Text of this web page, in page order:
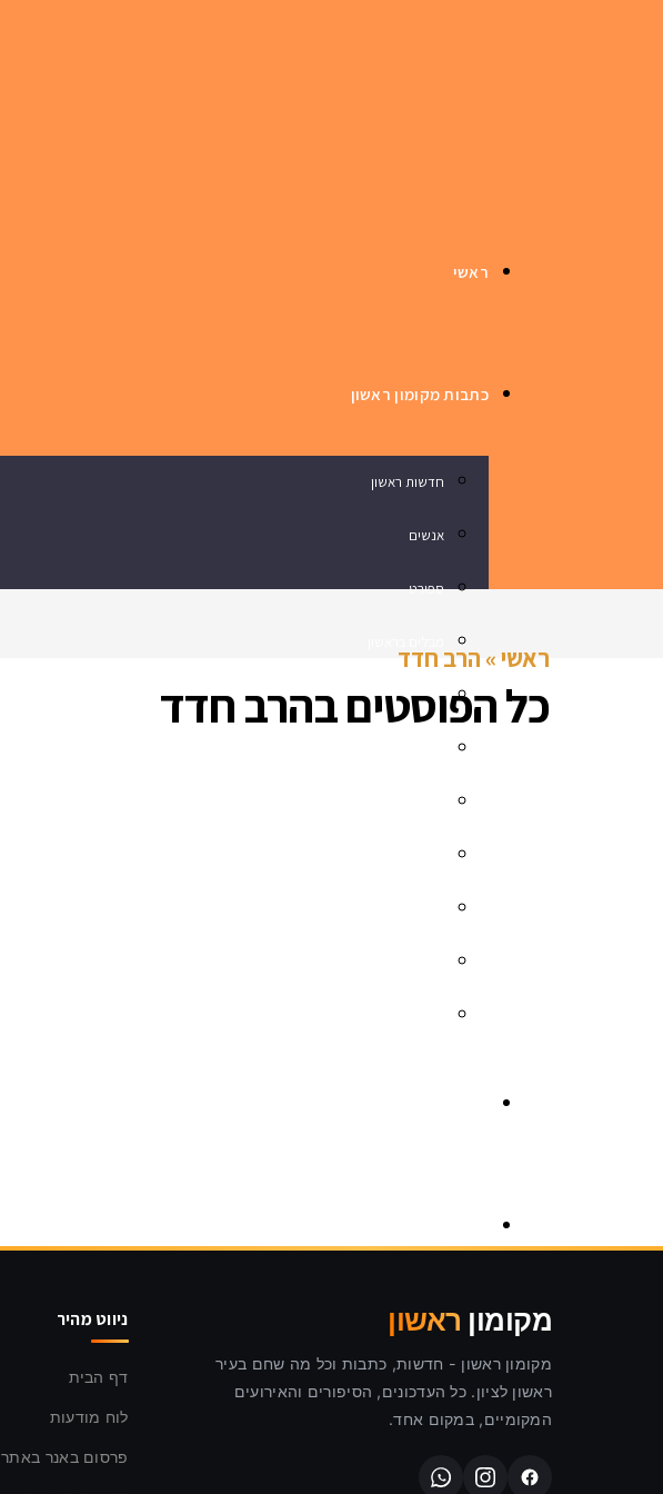
ראשי
כתבות מקומון ראשון
חדשות ראשון
אנשים
ספורט
נדלן
שפת המוזיקה
ראשי» הרב חדד
כל הפוסטים בהרב חדד
מקומון ראשון
מקומון ראשון - חדשות, כתבות וכל מה שחם בעיר
ראשון לציון. כל העדכונים, הסיפורים והאירועים
המקומיים, במקום אחד.
ניווט מהיר
דף הבית
לוח מודעות
פרסום באנר באתר